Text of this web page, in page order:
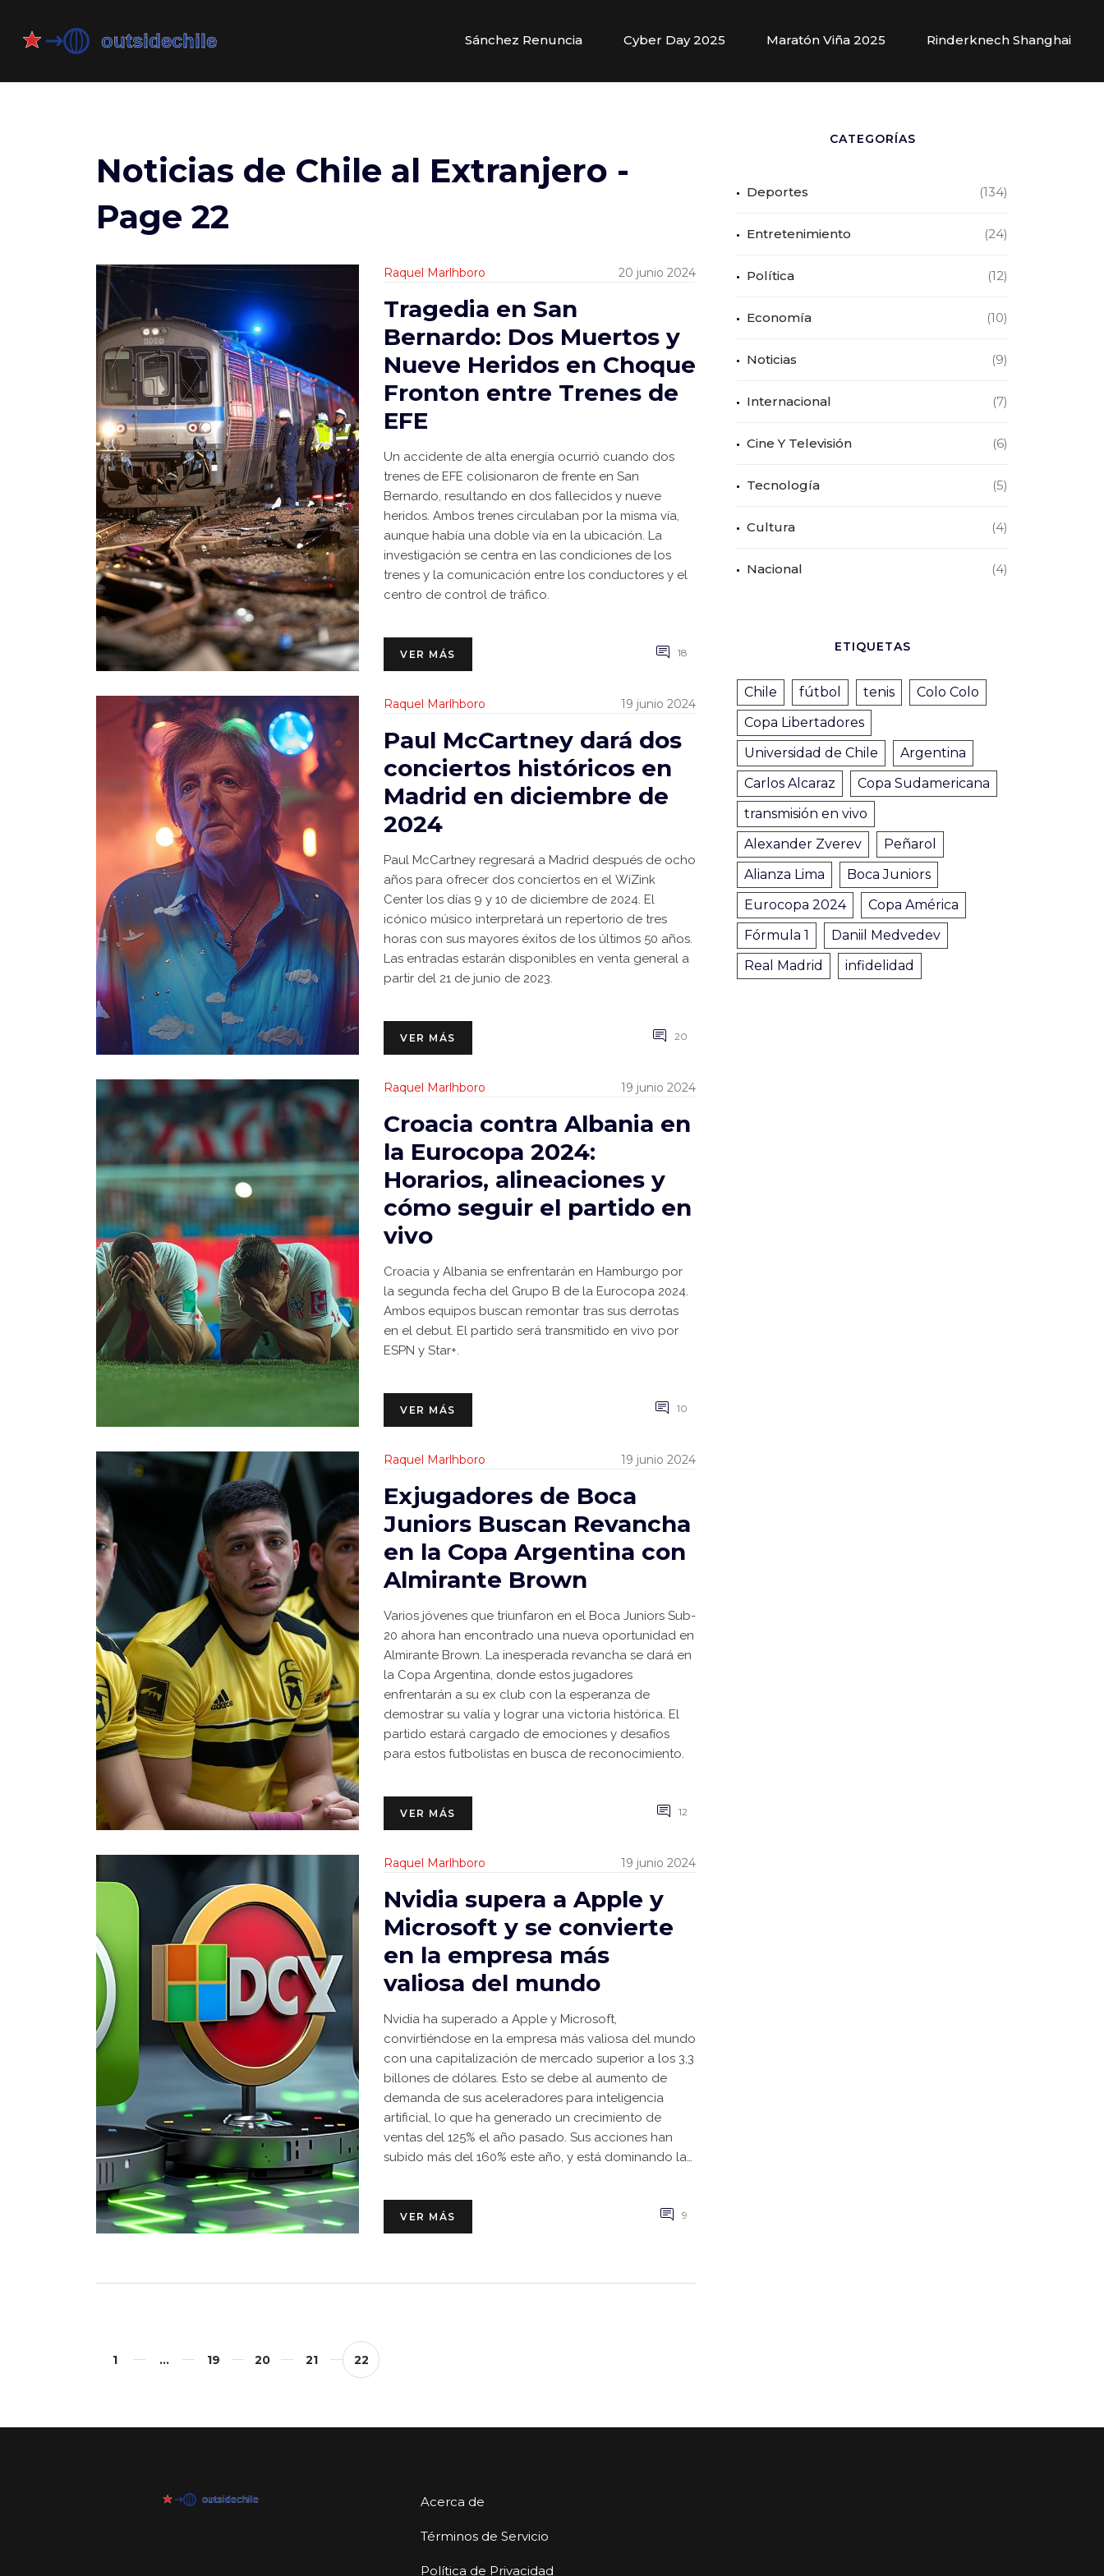
Sánchez Renuncia Cyber Day 2025 Maratón Viña 2025 Rinderknech Shanghai
Noticias de Chile al Extranjero -
Page 22
Raquel Marlhboro 20 junio 2024
Tragedia en San
Bernardo: Dos Muertos y
Nueve Heridos en Choque
Fronton entre Trenes de
EFE
Un accidente de alta energía ocurrió cuando dos
trenes de EFE colisionaron de frente en San
Bernardo, resultando en dos fallecidos y nueve
heridos. Ambos trenes circulaban por la misma vía,
aunque había una doble vía en la ubicación. La
investigación se centra en las condiciones de los
trenes y la comunicación entre los conductores y el
centro de control de tráfico.
VER MÁS 18
Raquel Marlhboro 19 junio 2024
Paul McCartney dará dos
conciertos históricos en
Madrid en diciembre de
2024
Paul McCartney regresará a Madrid después de ocho
años para ofrecer dos conciertos en el WiZink
Center los días 9 y 10 de diciembre de 2024. El
icónico músico interpretará un repertorio de tres
horas con sus mayores éxitos de los últimos 50 años.
Las entradas estarán disponibles en venta general a
partir del 21 de junio de 2023.
VER MÁS 20
Raquel Marlhboro 19 junio 2024
Croacia contra Albania en
la Eurocopa 2024:
Horarios, alineaciones y
cómo seguir el partido en
vivo
Croacia y Albania se enfrentarán en Hamburgo por
la segunda fecha del Grupo B de la Eurocopa 2024.
Ambos equipos buscan remontar tras sus derrotas
en el debut. El partido será transmitido en vivo por
ESPN y Star+.
VER MÁS 10
Raquel Marlhboro 19 junio 2024
Exjugadores de Boca
Juniors Buscan Revancha
en la Copa Argentina con
Almirante Brown
Varios jóvenes que triunfaron en el Boca Juniors Sub-
20 ahora han encontrado una nueva oportunidad en
Almirante Brown. La inesperada revancha se dará en
la Copa Argentina, donde estos jugadores
enfrentarán a su ex club con la esperanza de
demostrar su valía y lograr una victoria histórica. El
partido estará cargado de emociones y desafíos
para estos futbolistas en busca de reconocimiento.
VER MÁS 12
Raquel Marlhboro 19 junio 2024
Nvidia supera a Apple y
Microsoft y se convierte
en la empresa más
valiosa del mundo
Nvidia ha superado a Apple y Microsoft,
convirtiéndose en la empresa más valiosa del mundo
con una capitalización de mercado superior a los 3,3
billones de dólares. Esto se debe al aumento de
demanda de sus aceleradores para inteligencia
artificial, lo que ha generado un crecimiento de
ventas del 125% el año pasado. Sus acciones han
subido más del 160% este año, y está dominando la
VER MÁS 9
1 … 19 20 21 22
CATEGORÍAS
Deportes (134)
Entretenimiento (24)
Política (12)
Economía (10)
Noticias (9)
Internacional (7)
Cine Y Televisión (6)
Tecnología (5)
Cultura (4)
Nacional (4)
ETIQUETAS
Chile fútbol tenis
Colo Colo
Copa Libertadores
Universidad de Chile
Argentina
Carlos Alcaraz
Copa Sudamericana
transmisión en vivo
Alexander Zverev
Peñarol
Alianza Lima
Boca Juniors
Eurocopa 2024
Copa América
Fórmula 1
Daniil Medvedev
Real Madrid
infidelidad
Acerca de
Términos de Servicio
Política de Privacidad